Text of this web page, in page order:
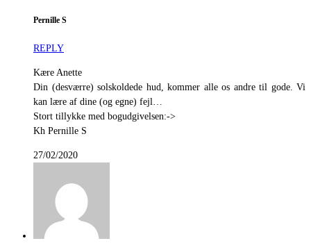
Pernille S
REPLY
Kære Anette
Din (desværre) solskoldede hud, kommer alle os andre til gode. Vi
kan lære af dine (og egne) fejl…
Stort tillykke med bogudgivelsen:->
Kh Pernille S
27/02/2020